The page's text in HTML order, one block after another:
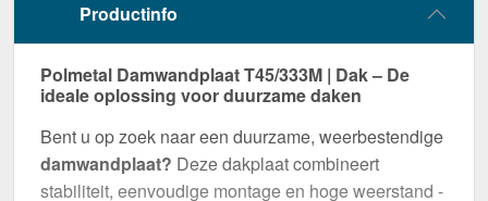
Productinfo
Polmetal Damwandplaat T45/333M | Dak – De
ideale oplossing voor duurzame daken
Bent u op zoek naar een duurzame, weerbestendige
damwandplaat? Deze dakplaat combineert
stabiliteit, eenvoudige montage en hoge weerstand -